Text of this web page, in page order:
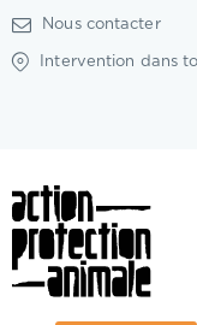
Nous contacter
Intervention dans